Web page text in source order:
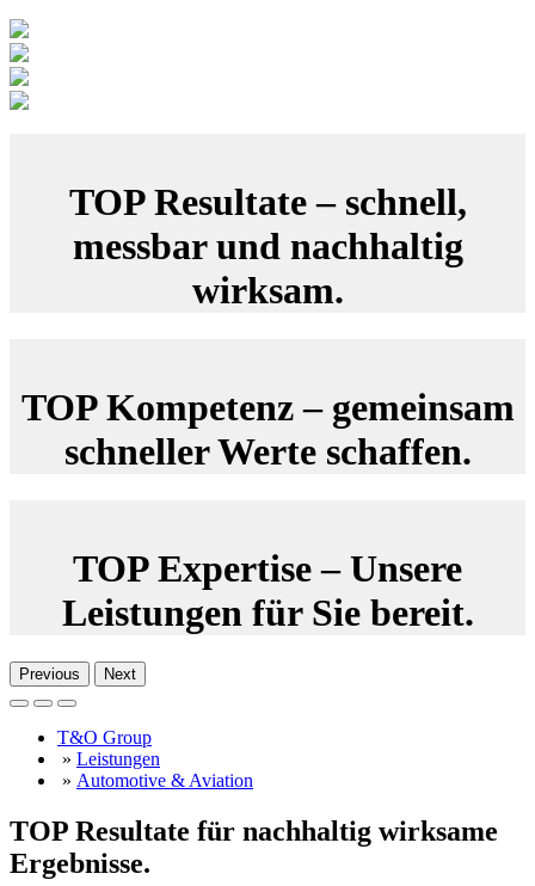
TOP Resultate – schnell,
messbar und nachhaltig
wirksam.
TOP Kompetenz – gemeinsam
schneller Werte schaffen.
TOP Expertise – Unsere
Leistungen für Sie bereit.
Previous Next
T&O Group
» Leistungen
» Automotive & Aviation
TOP Resultate für nachhaltig wirksame
Ergebnisse.